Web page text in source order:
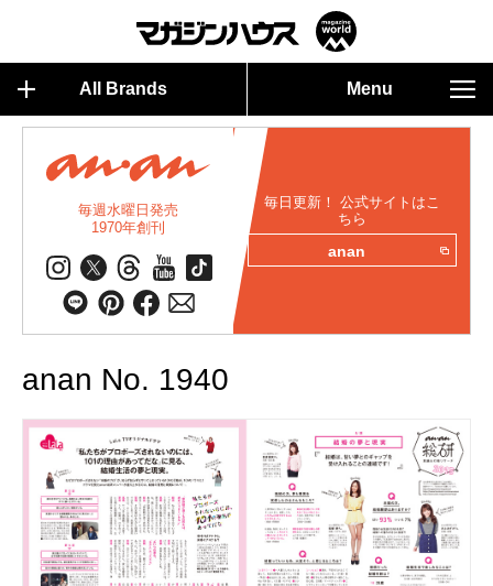
All Brands Menu
毎週水曜日発売
1970年創刊
毎日更新！ 公式サイトはこ
ちら
anan
anan No. 1940